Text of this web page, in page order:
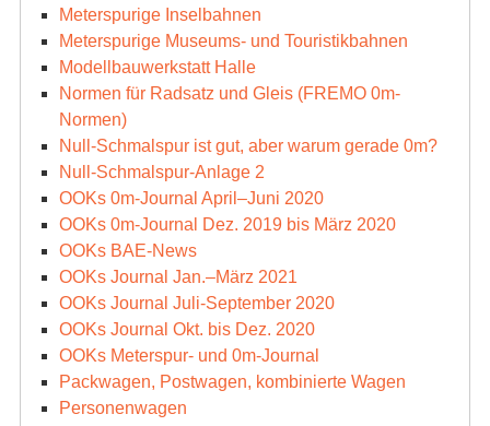
Meterspurige Inselbahnen
Meterspurige Museums- und Touristikbahnen
Modellbauwerkstatt Halle
Normen für Radsatz und Gleis (FREMO 0m-
Normen)
Null-Schmalspur ist gut, aber warum gerade 0m?
Null-Schmalspur-Anlage 2
OOKs 0m-Journal April–Juni 2020
OOKs 0m-Journal Dez. 2019 bis März 2020
OOKs BAE-News
OOKs Journal Jan.–März 2021
OOKs Journal Juli-September 2020
OOKs Journal Okt. bis Dez. 2020
OOKs Meterspur- und 0m-Journal
Packwagen, Postwagen, kombinierte Wagen
Personenwagen